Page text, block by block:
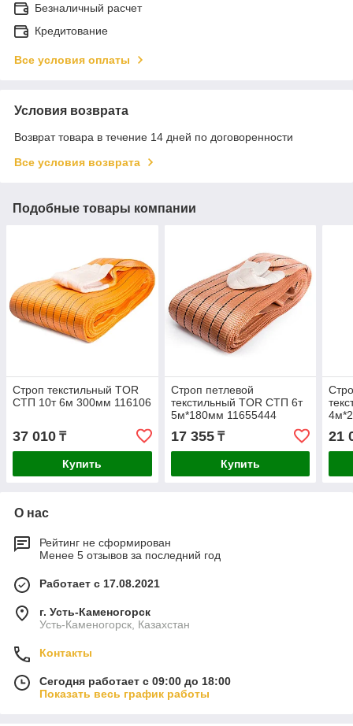
Безналичный расчет
Кредитование
Все условия оплаты
Условия возврата
Возврат товара в течение 14 дней по договоренности
Все условия возврата
Подобные товары компании
Строп текстильный TOR
СТП 10т 6м 300мм 116106
37 010 ₸
Купить
Строп петлевой
текстильный TOR СТП 6т
5м*180мм 11655444
17 355₸
Купить
21
О нас
Рейтинг не сформирован
Менее 5 отзывов за последний год
Работает с 17.08.2021
г. Усть-Каменогорск
Усть-Каменогорск, Казахстан
Контакты
Сегодня работает с 09:00 до 18:00
Показать весь график работы